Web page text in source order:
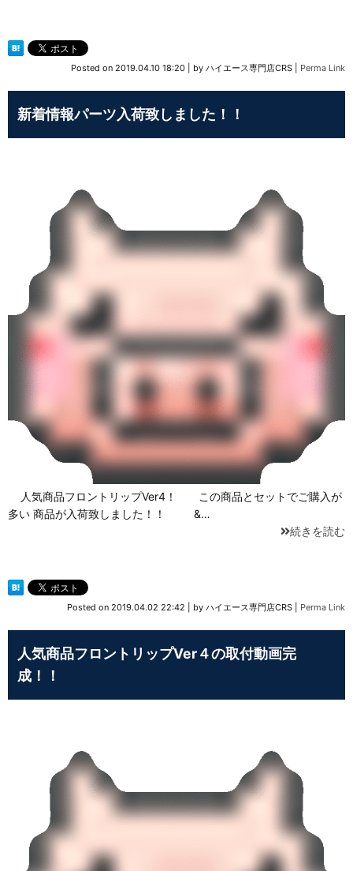
Posted on 2019.04.10 18:20 by ハイエース専門店CRS Perma Link
新着情報パーツ入荷致しました！！
人気商品フロントリップVer4！ この商品とセットでご購入が
多い 商品が入荷致しました！！ &…
続きを読む
Posted on 2019.04.02 22:42 by ハイエース専門店CRS Perma Link
人気商品フロントリップVer４の取付動画完
成！！